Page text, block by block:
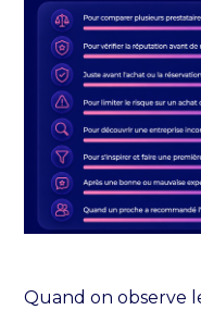
Quand on observe